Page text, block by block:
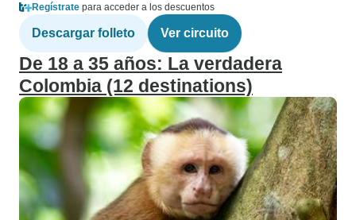
Regístrate para acceder a los descuentos
Descargar folleto Ver circuito
De 18 a 35 años: La verdadera
Colombia (12 destinations)